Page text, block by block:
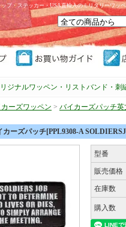
プ・ステッカー・USA直輸入のミリタリーワッ
ジナルワッペン・リストバンド・刺
ーズワッペン > バイカーズパッチ英
カーズパッチ[PPL9308-A
型番
販売価格
在庫数
購入数